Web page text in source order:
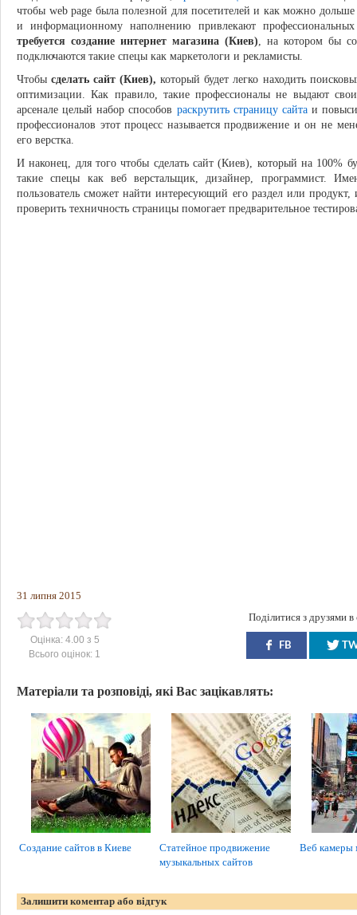
чтобы web page была полезной для посетителей и как можно
и информационному наполнению привлекают
требуется создание интернет магазина (Киев), на котором бы
подключаются такие спецы как маркетологи и рекламисты.
Чтобысделать сайт (Киев), который будет легко находить
оптимизации. Как правило, такие профессионалы не выдают
арсенале целый набор способов раскрутить страницу сайтаи
профессионалов этот процесс называется продвижение и он не
его верстка.
И наконец, для того чтобы сделать сайт (Киев), который на 100%
такие спецы как веб верстальщик, дизайнер, программист.
пользователь сможет найти интересующий его раздел или
проверить техничность страницы помогает предварительное
31 липня 2015
Оцінка: 4.00 з 5
Всього оцінок: 1
Поділитися з друзями
FB
Матеріали та розповіді, які Вас зацікавлять:
Создание сайтов в Киеве
Статейное продвижение
музыкальных сайтов
Веб камеры
Залишити коментар або відгук